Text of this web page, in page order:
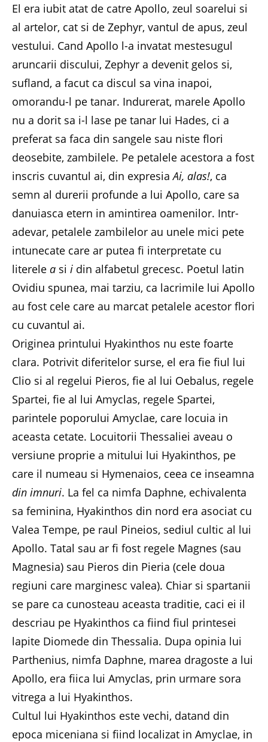
El era iubit atat de catre Apollo, zeul soarelui si
al artelor, cat si de Zephyr, vantul de apus, zeul
vestului. Cand Apollo l-a invatat mestesugul
aruncarii discului, Zephyr a devenit gelos si,
sufland, a facut ca discul sa vina inapoi,
omorandu-l pe tanar. Indurerat, marele Apollo
nu a dorit sa i-l lase pe tanar lui Hades, ci a
preferat sa faca din sangele sau niste flori
deosebite, zambilele. Pe petalele acestora a fost
inscris cuvantul ai, din expresiaAi, alas!, ca
semn al durerii profunde a lui Apollo, care sa
danuiasca etern in amintirea oamenilor. Intr-
adevar, petalele zambilelor au unele mici pete
intunecate care ar putea fi interpretate cu
literele a si i din alfabetul grecesc. Poetul latin
Ovidiu spunea, mai tarziu, ca lacrimile lui Apollo
au fost cele care au marcat petalele acestor flori
cu cuvantul ai.
Originea printului Hyakinthos nu este foarte
clara. Potrivit diferitelor surse, el era fie fiul lui
Clio si al regelui Pieros, fie al lui Oebalus, regele
Spartei, fie al lui Amyclas, regele Spartei,
parintele poporului Amyclae, care locuia in
aceasta cetate. Locuitorii Thessaliei aveau o
versiune proprie a mitului lui Hyakinthos, pe
care il numeau si Hymenaios, ceea ce inseamna
din imnuri. La fel ca nimfa Daphne, echivalenta
sa feminina, Hyakinthos din nord era asociat cu
Valea Tempe, pe raul Pineios, sediul cultic al lui
Apollo. Tatal sau ar fi fost regele Magnes (sau
Magnesia) sau Pieros din Pieria (cele doua
regiuni care marginesc valea). Chiar si spartanii
se pare ca cunosteau aceasta traditie, caci ei il
descriau pe Hyakinthos ca fiind fiul printesei
lapite Diomede din Thessalia. Dupa opinia lui
Parthenius, nimfa Daphne, marea dragoste a lui
Apollo, era fiica lui Amyclas, prin urmare sora
vitrega a lui Hyakinthos.
Cultul lui Hyakinthos este vechi, datand din
epoca miceniana si fiind localizat in Amyclae, in